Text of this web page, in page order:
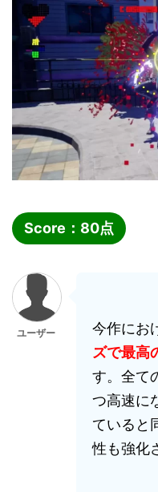
Score： 80点
ユーザー 今作にお
ズで最高
す。全て
つ高速に
ていると
性も強化